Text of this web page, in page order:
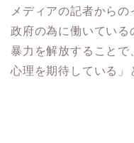
メディアの記者からの
政府の為に働いている
暴力を解放することで
心理を期待している」